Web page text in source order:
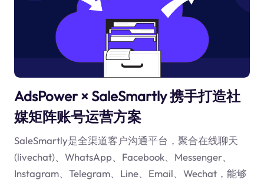
AdsPower × SaleSmartly 携手打造社
媒矩阵账号运营方案
SaleSmartly是全渠道客户沟通平台，聚合在线聊天
(livechat)、WhatsApp、Facebook、Messenger、
Instagram、Telegram、Line、Email、Wechat，能够